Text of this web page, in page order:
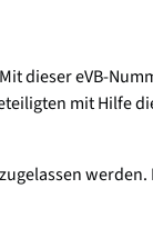
dieser eVB-
mit Hilfe
werden.